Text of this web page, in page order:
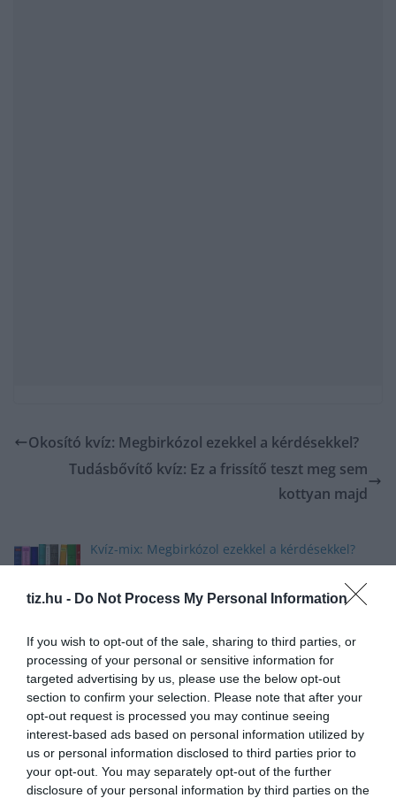
tiz.hu - Do Not Process My Personal Information
If you wish to opt-out of the sale, sharing to third parties, or
processing of your personal or sensitive information for
targeted advertising by us, please use the below opt-out
section to confirm your selection. Please note that after your
opt-out request is processed you may continue seeing
interest-based ads based on personal information utilized by
us or personal information disclosed to third parties prior to
your opt-out. You may separately opt-out of the further
disclosure of your personal information by third parties on the
Okosító kvíz: Megbirkózol ezekkel a kérdésekkel?
Tudásbővítő kvíz: Ez a frissítő teszt meg sem
kottyan majd
Kvíz-mix: Megbirkózol ezekkel a kérdésekkel?
Pénteken kezdődik a 26. Gyulai Pálinkafesztivál
Kvíz kérdések: Egy kicsi szórakozásra vágysz? Ezt
a mixt neked szántuk